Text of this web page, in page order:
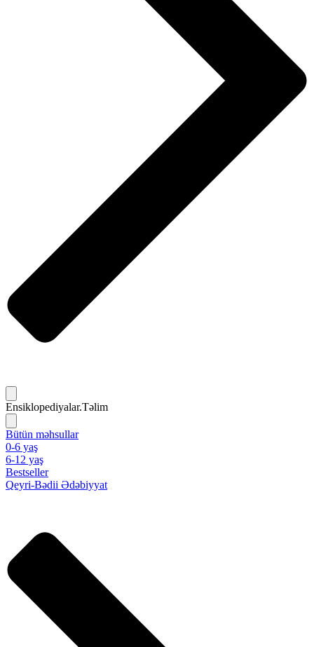
Ensiklopediyalar.Təlim
Bütün məhsullar
0-6 yaş
6-12 yaş
Bestseller
Qeyri-Bədii Ədəbiyyat